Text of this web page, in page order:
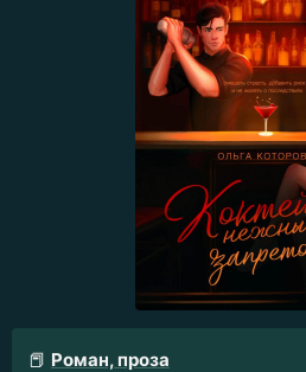
📕 Роман, проза